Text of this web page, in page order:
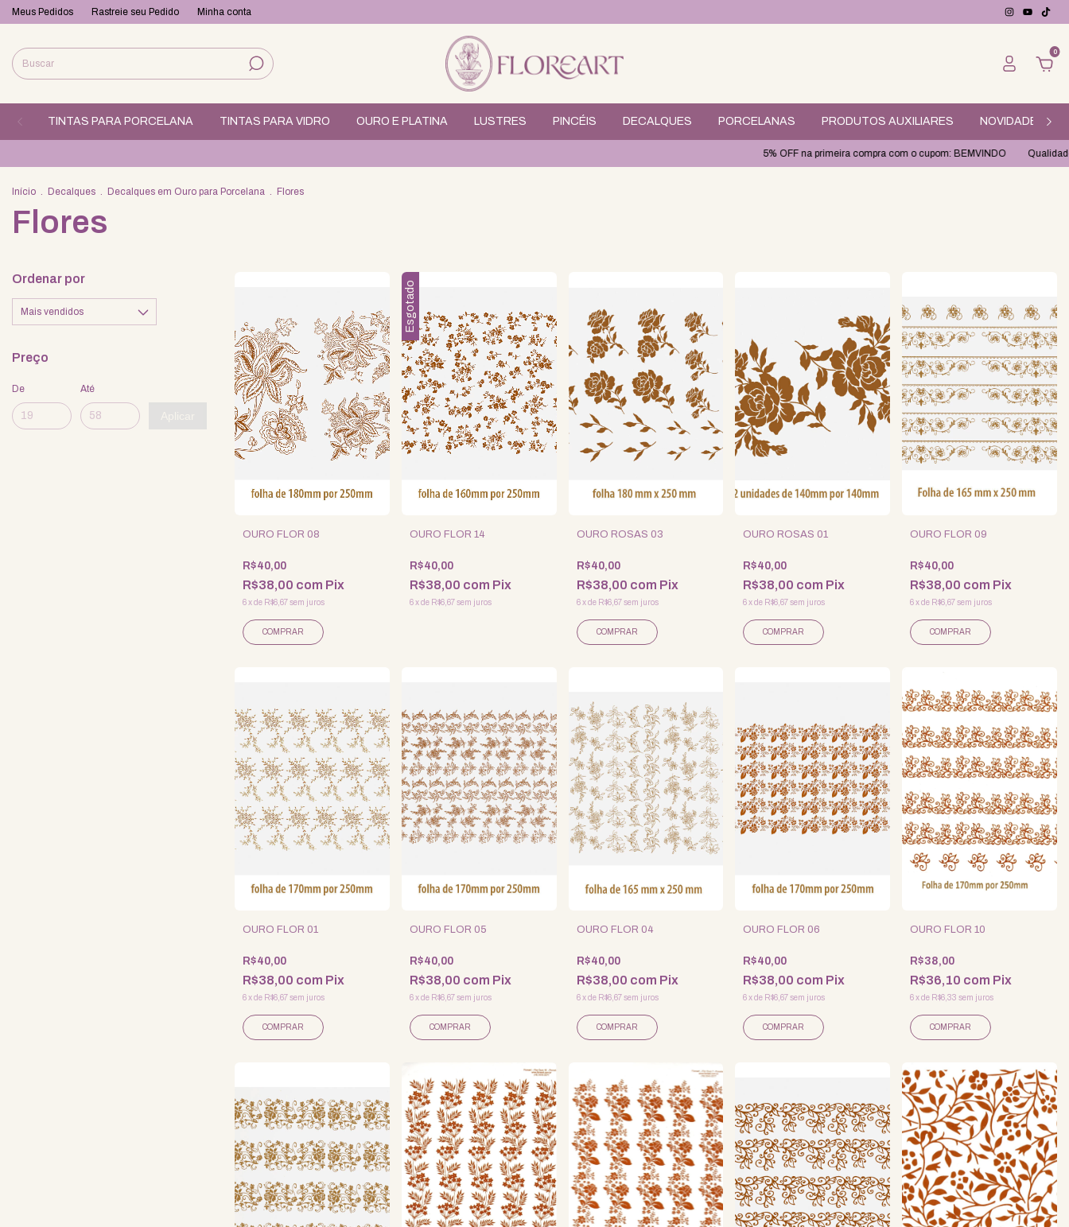
Meus Pedidos Rastreie seu Pedido Minha conta
0
TINTAS PARA PORCELANA TINTAS PARA VIDRO OURO E PLATINA LUSTRES PINCÉIS DECALQUES PORCELANAS PRODUTOS AUXILIARES NOVIDADES
5% OFF na primeira compra com o cupom: BEMVINDO Qualidade e cuidado no
Início . Decalques . Decalques em Ouro para Porcelana . Flores
Flores
Ordenar por
Preço
De Até
OURO FLOR 08
R$40,00
R$38,00 com Pix
6xde R$6,67sem juros
Esgotado
OURO FLOR 14
R$40,00
R$38,00 com Pix
6 xde R$6,67 sem juros
OURO ROSAS 03
R$40,00
R$38,00 com Pix
6 xde R$6,67 sem juros
OURO ROSAS 01
R$40,00
R$38,00 com Pix
6 xde R$6,67 sem juros
OURO FLOR 09
R$40,00
R$38,00 com Pix
6xde R$6,67sem juros
OURO FLOR 01
R$40,00
R$38,00 com Pix
6xde R$6,67sem juros
OURO FLOR 05
R$40,00
R$38,00 com Pix
6 xde R$6,67 sem juros
OURO FLOR 04
R$40,00
R$38,00 com Pix
6 xde R$6,67 sem juros
OURO FLOR 06
R$40,00
R$38,00 com Pix
6 xde R$6,67 sem juros
OURO FLOR 10
R$38,00
R$36,10 com Pix
6xde R$6,33 sem juros